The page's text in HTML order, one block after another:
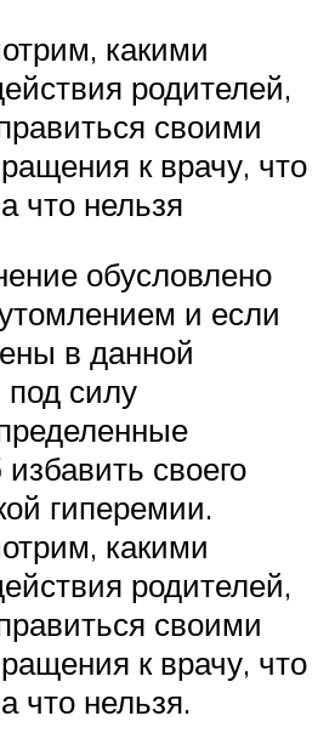
какими
родителей,
своими
к врачу, что
что нельзя
обусловлено
и если
в данной
силу
своего
гиперемии.
какими
родителей,
своими
к врачу, что
что нельзя.